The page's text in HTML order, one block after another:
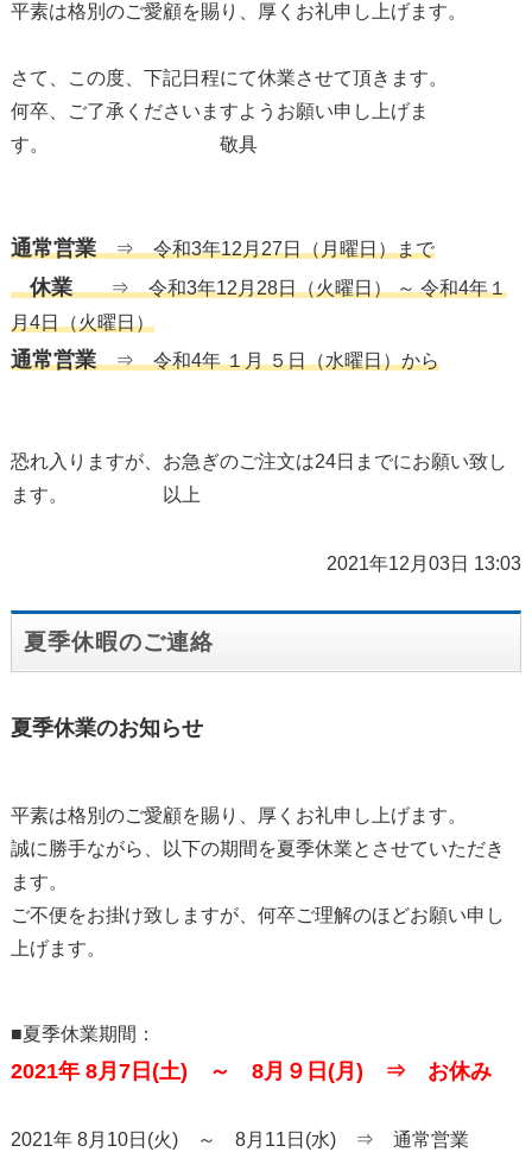
平素は格別のご愛顧を賜り、厚くお礼申し上げます。
さて、この度、下記日程にて休業させて頂きます。
何卒、ご了承くださいますようお願い申し上げま
す。 敬具
通常営業⇒ 令和3年12月27日（月曜日）まで
休業⇒ 令和3年12月28日（火曜日） ～ 令和4年１
月4日（火曜日）
通常営業⇒ 令和4年 １月 ５日（水曜日）から
恐れ入りますが、お急ぎのご注文は24日までにお願い致し
ます。 以上
2021年12月03日 13:03
夏季休暇のご連絡
夏季休業のお知らせ
平素は格別のご愛顧を賜り、厚くお礼申し上げます。
誠に勝手ながら、以下の期間を夏季休業とさせていただき
ます。
ご不便をお掛け致しますが、何卒ご理解のほどお願い申し
上げます。
■夏季休業期間：
2021年 8月7日(土) ～ 8月９日(月) ⇒ お休み
2021年 8月10日(火) ～ 8月11日(水) ⇒ 通常営業